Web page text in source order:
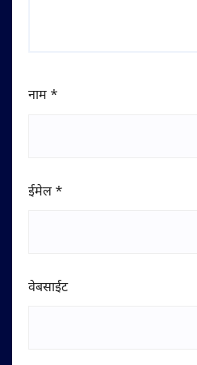
नाम *
ईमेल *
वेबसाईट